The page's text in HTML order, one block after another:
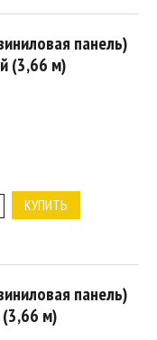
панель)
(3,66 м)
КУПИТЬ
панель)
м)